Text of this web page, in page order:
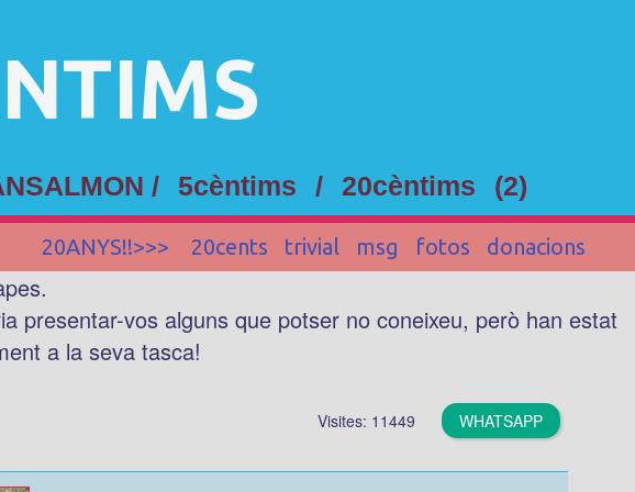
/ 5cèntims / 20cèntims (2)
20ANYS!!>>> 20cents trivial msg fotos donacions
presentar-vos alguns que potser no coneixeu, però han estat
a la seva tasca!
Visites: 11449 WHATSAPP